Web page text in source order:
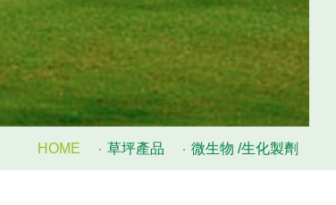
HOME 草坪產品 微生物 /生化製劑